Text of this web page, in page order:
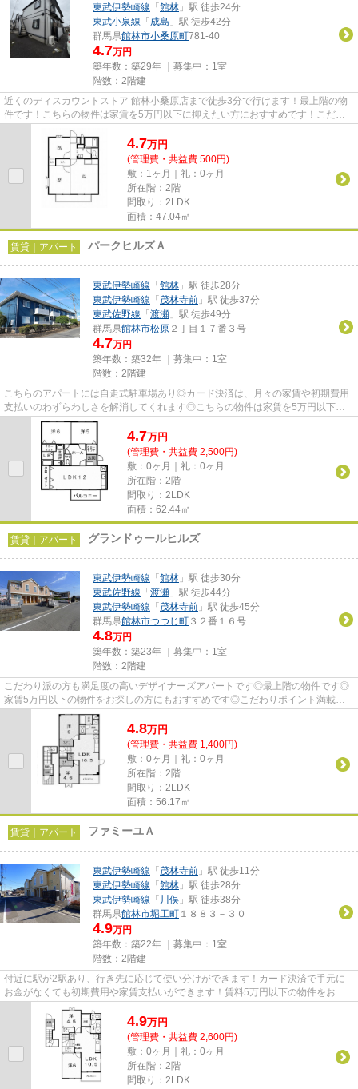
東武伊勢崎線 「 館林 」駅 徒歩24分
東武小泉線 「 成島 」駅 徒歩42分
群馬県館林市小桑原町781-40
4.7万円
築年数：築29年 ｜募集中： 1室
階数：2階建
近くのディスカウントストア 館林小桑原店まで徒歩3分で行けます！最上階の物
件です！こちらの物件は家賃を5万円以下に抑えたい方におすすめです！こだわ
りポイント満載のサンガーデン...
4.7万円
(管理費・共益費 500円)
敷：1ヶ月｜礼：0ヶ月
所在階：2階
間取り：2LDK
面積：47.04㎡
賃貸｜アパート パークヒルズＡ
東武伊勢崎線 「 館林 」駅 徒歩28分
東武伊勢崎線 「 茂林寺前 」駅 徒歩37分
東武佐野線 「 渡瀬 」駅 徒歩49分
群馬県館林市松原 ２丁目１７番３号
4.7万円
築年数：築32年 ｜募集中： 1室
階数：2階建
こちらのアパートには自走式駐車場あり◎カード決済は、月々の家賃や初期費用
支払いのわずらわしさを解消してくれます◎こちらの物件は家賃を5万円以下に
抑えたい方におすすめです◎「パ...
4.7万円
(管理費・共益費 2,500円)
敷：0ヶ月｜礼：0ヶ月
所在階：2階
間取り：2LDK
面積：62.44㎡
賃貸｜アパート グランドゥールヒルズ
東武伊勢崎線 「 館林 」駅 徒歩30分
東武佐野線 「 渡瀬 」駅 徒歩44分
東武伊勢崎線 「 茂林寺前 」駅 徒歩45分
群馬県館林市つつじ町 ３２番１６号
4.8万円
築年数：築23年 ｜募集中： 1室
階数：2階建
こだわり派の方も満足度の高いデザイナーズアパートです◎最上階の物件です◎
家賃5万円以下の物件をお探しの方にもおすすめです◎こだわりポイント満載の
グランドゥールヒルズ◎できるだけ...
4.8万円
(管理費・共益費 1,400円)
敷：0ヶ月｜礼：0ヶ月
所在階：2階
間取り：2LDK
面積：56.17㎡
賃貸｜アパート ファミーユＡ
東武伊勢崎線 「 茂林寺前 」駅 徒歩11分
東武伊勢崎線 「 館林 」駅 徒歩28分
東武伊勢崎線 「 川俣 」駅 徒歩38分
群馬県館林市堀工町 １８８３－３０
4.9万円
築年数：築22年 ｜募集中： 1室
階数：2階建
付近に駅が2駅あり、行き先に応じて使い分けができます！カード決済で手元に
お金がなくても初期費用や家賃支払いができます！賃料5万円以下の物件をお探
しのお客様におすすめです！新...
4.9万円
(管理費・共益費 2,600円)
敷：0ヶ月｜礼：0ヶ月
所在階：2階
間取り：2LDK